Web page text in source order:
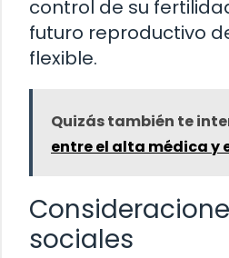
control de su
futuro reproductivo
flexible.
Quizás también te
entre el alta médica
sociales